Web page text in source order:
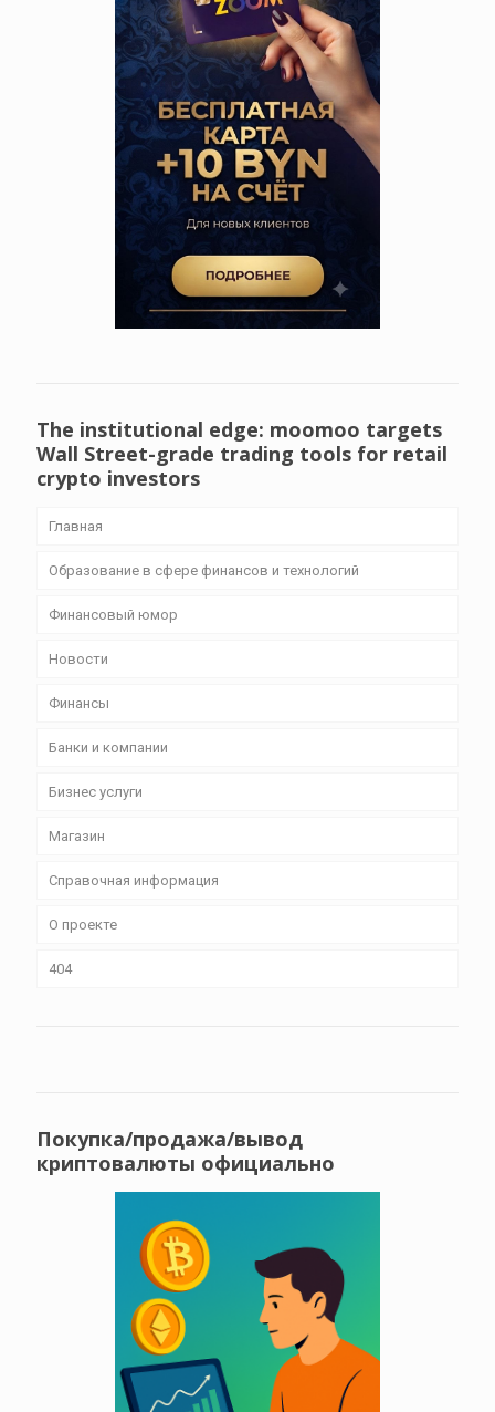
The institutional edge: moomoo targets
Wall Street-grade trading tools for retail
crypto investors
Главная
Образование в сфере финансов и технологий
Финансовый юмор
Новости
Финансы
Банки и компании
Бизнес уcлуги
Магазин
Справочная информация
О проекте
404
Покупка/продажа/вывод
криптовалюты официально